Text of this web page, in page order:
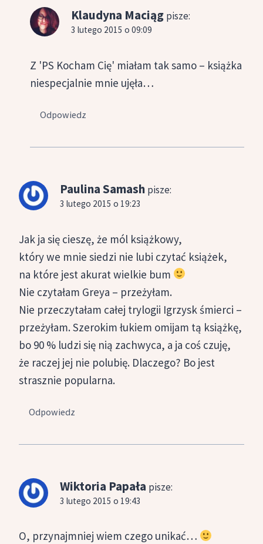
Klaudyna Maciąg pisze:
3 lutego 2015 o 09:09
Z 'PS Kocham Cię' miałam tak samo – książka
niespecjalnie mnie ujęła…
Odpowiedz
Paulina Samash pisze:
3 lutego 2015 o 19:23
Jak ja się cieszę, że mól książkowy,
który we mnie siedzi nie lubi czytać książek,
na które jest akurat wielkie bum
Nie czytałam Greya – przeżyłam.
Nie przeczytałam całej trylogii Igrzysk śmierci –
przeżyłam. Szerokim łukiem omijam tą książkę,
bo 90 % ludzi się nią zachwyca, a ja coś czuję,
że raczej jej nie polubię. Dlaczego? Bo jest
strasznie popularna.
Odpowiedz
Wiktoria Papała pisze:
3 lutego 2015 o 19:43
O, przynajmniej wiem czego unikać…